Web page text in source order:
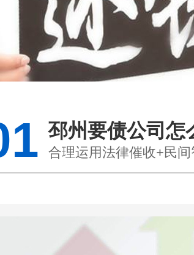
邳州要债公司怎
合理运用法律催收+民